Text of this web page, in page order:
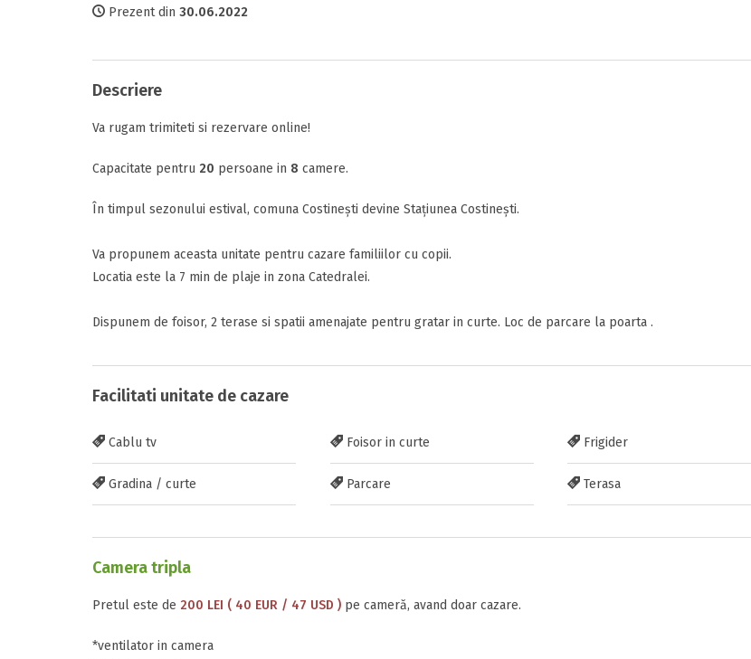
Prezent din 30.06.2022
Descriere
Va rugam trimiteti si rezervare online!
Capacitate pentru 20 persoane in 8 camere.
În timpul sezonului estival, comuna Costinești devine Stațiunea Costinești.
Va propunem aceasta unitate pentru cazare familiilor cu copii.
Locatia este la 7 min de plaje in zona Catedralei.
Dispunem de foisor, 2 terase si spatii amenajate pentru gratar in curte. Loc de parcare la poarta .
Facilitati unitate de cazare
Cablu tv Foisor in curte Frigider
Gradina / curte Parcare Terasa
Camera tripla
Pretul este de 200 LEI ( 40 EUR / 47 USD ) pe cameră, avand doar cazare.
*ventilator in camera
Am citit si sunt de acord cuTermenii si Conditiile
Alte detalii